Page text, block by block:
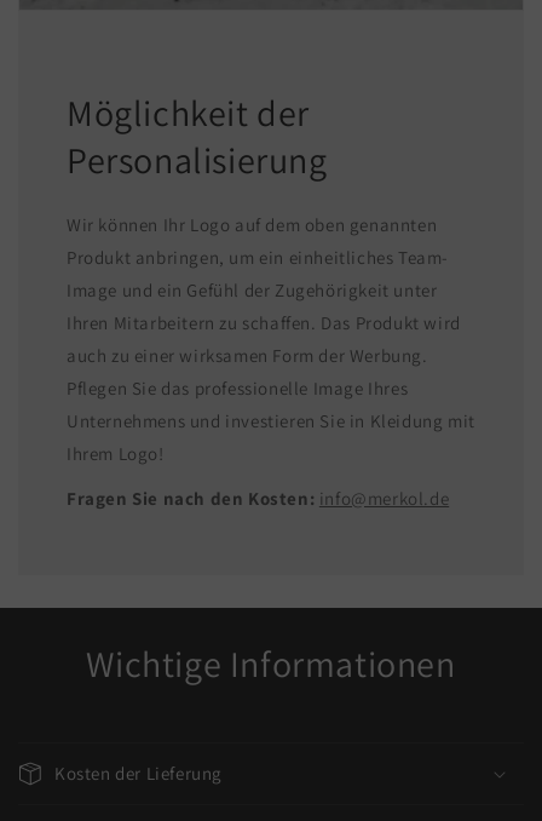
Möglichkeit der
Personalisierung
Wir können Ihr Logo auf dem oben genannten
Produkt anbringen, um ein einheitliches Team-
Image und ein Gefühl der Zugehörigkeit unter
Ihren Mitarbeitern zu schaffen. Das Produkt wird
auch zu einer wirksamen Form der Werbung.
Pflegen Sie das professionelle Image Ihres
Unternehmens und investieren Sie in Kleidung mit
Ihrem Logo!
Fragen Sie nach den Kosten: info@merkol.de
Wichtige Informationen
Kosten der Lieferung